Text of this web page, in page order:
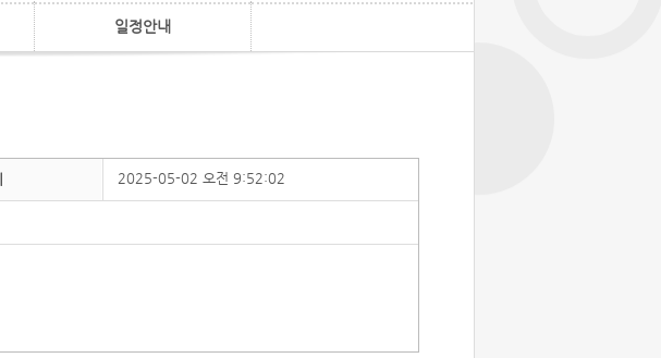
일정안내
2025-05-02 오전 9:52:02